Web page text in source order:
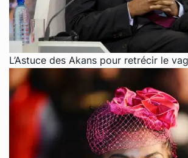
L’Astuce des Akans pour retrécir le